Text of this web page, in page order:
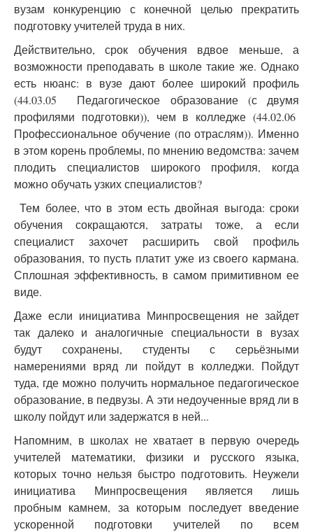
вузам конкуренцию с конечной целью прекратить
подготовку учителей труда в них.
Действительно, срок обучения вдвое меньше, а
возможности преподавать в школе такие же. Однако
есть нюанс: в вузе дают более широкий профиль
(44.03.05 Педагогическое образование (с двумя
профилями подготовки)), чем в колледже (44.02.06
Профессиональное обучение (по отраслям)). Именно
в этом корень проблемы, по мнению ведомства: зачем
плодить специалистов широкого профиля, когда
можно обучать узких специалистов?
Тем более, что в этом есть двойная выгода: сроки
обучения сокращаются, затраты тоже, а если
специалист захочет расширить свой профиль
образования, то пусть платит уже из своего кармана.
Сплошная эффективность, в самом примитивном ее
виде.
Даже если инициатива Минпросвещения не зайдет
так далеко и аналогичные специальности в вузах
будут сохранены, студенты с серьёзными
намерениями вряд ли пойдут в колледжи. Пойдут
туда, где можно получить нормальное педагогическое
образование, в педвузы. А эти недоученные вряд ли в
школу пойдут или задержатся в ней...
Напомним, в школах не хватает в первую очередь
учителей математики, физики и русского языка,
которых точно нельзя быстро подготовить. Неужели
инициатива Минпросвещения является лишь
пробным камнем, за которым последует введение
ускоренной подготовки учителей по всем